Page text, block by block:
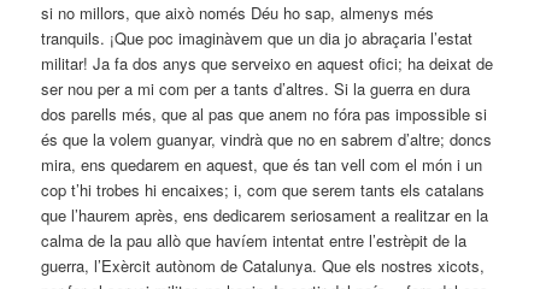
si no millors, que això només Déu ho sap, almenys més
tranquils. ¡Que poc imaginàvem que un dia jo abraçaria l’estat
militar! Ja fa dos anys que serveixo en aquest ofici; ha deixat de
ser nou per a mi com per a tants d’altres. Si la guerra en dura
dos parells més, que al pas que anem no fóra pas impossible si
és que la volem guanyar, vindrà que no en sabrem d’altre; doncs
mira, ens quedarem en aquest, que és tan vell com el món i un
cop t’hi trobes hi encaixes; i, com que serem tants els catalans
que l’haurem après, ens dedicarem seriosament a realitzar en la
calma de la pau allò que havíem intentat entre l’estrèpit de la
guerra, l’Exèrcit autònom de Catalunya. Que els nostres xicots,